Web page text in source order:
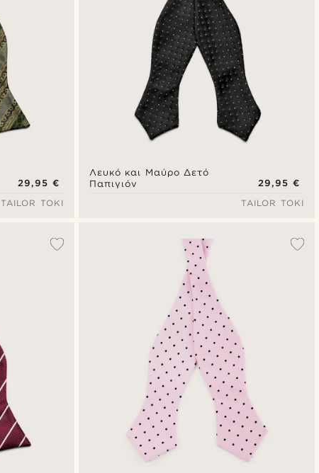
29,95 €
TAILOR TOKI
Λευκό και Μαύρο Δετό
Παπιγιόν
29,95 €
TAILOR TOKI